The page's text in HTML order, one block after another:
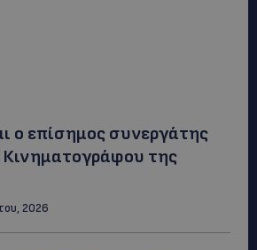
ο επίσημος συνεργάτης
της
2026